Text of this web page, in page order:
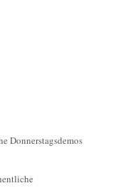
Donnerstagsdemos